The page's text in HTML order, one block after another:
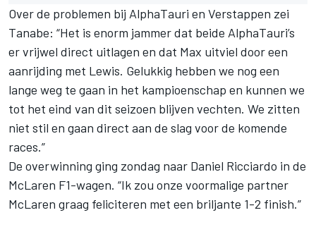
Over de problemen bij AlphaTauri en Verstappen zei
Tanabe: “Het is enorm jammer dat beide AlphaTauri’s
er vrijwel direct uitlagen en dat Max uitviel door een
aanrijding met Lewis. Gelukkig hebben we nog een
lange weg te gaan in het kampioenschap en kunnen we
tot het eind van dit seizoen blijven vechten. We zitten
niet stil en gaan direct aan de slag voor de komende
races.”
De overwinning ging zondag naar Daniel Ricciardo in de
McLaren F1-wagen. “Ik zou onze voormalige partner
McLaren graag feliciteren met een briljante 1-2 finish.”